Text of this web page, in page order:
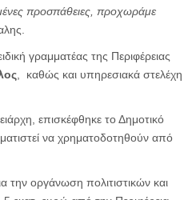
προσπάθειες, προχωράμε
γραμματέας της Περιφέρειας
, καθώς και υπηρεσιακά στελέχη
επισκέφθηκε το Δημοτικό
να χρηματοδοτηθούν από
την οργάνωση πολιτιστικών και